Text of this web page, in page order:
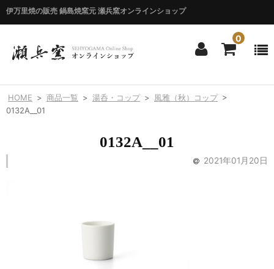
伊万里焼の販売 鍋島焼窯元 瀬兵窯オンラインショップ
0
ホーム
HOME
HOME > 商品一覧 > 湯呑・コップ > 風雅（秋）コップ >
0132A__01
0132A__01
2021年01月20日